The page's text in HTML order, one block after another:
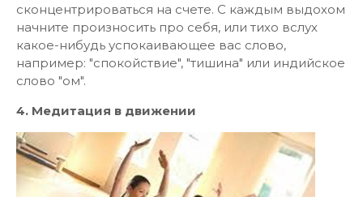
сконцентрироваться на счете. С каждым выдохом
начните произносить про себя, или тихо вслух
какое-нибудь успокаивающее вас слово,
например: "спокойствие", "тишина" или индийское
слово "ом".
4. Медитация в движении